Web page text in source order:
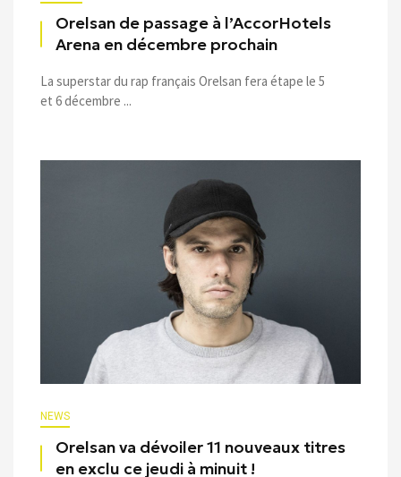
Orelsan de passage à l’AccorHotels
Arena en décembre prochain
La superstar du rap français Orelsan fera étape le 5
et 6 décembre ...
NEWS
Orelsan va dévoiler 11 nouveaux titres
en exclu ce jeudi à minuit !